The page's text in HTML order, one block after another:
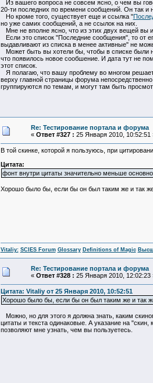
Из вашего вопроса не совсем ясно, о чем вы
20-ти последних по времени сообщений. Он так и
Но кроме того, существует еще и ссылка "
но уже самих сообщений, а не ссылок на них.
Мне не вполне ясно, что из этих двух вещей вы
Если это список "Последние сообщения", то от
выдавливают из списка в менее активные" не
Может быть вы хотели бы, чтобы в списке были
что появилось новое сообшение. И дата тут не
этот список.
Я полагаю, что вашу проблему во многом
верху главной страницы форума
группируются по темам, и могут там быть
Re: Тестирование портала и форума
« Ответ #327 : 25 Января 2010, 10:52:51
В той скинке, которой я пользуюсь, при
Цитата:
фонт внутри цитаты значительно меньше
Хорошо было бы, если бы он был таким же и так
Vitaliy: SCIES Forum Glossary Definitions of Magic
Re: Тестирование портала и форума
« Ответ #328 : 25 Января 2010, 12:02:23
Цитата: Vitaliy от 25 Января 2010, 10:52:51
Хорошо было бы, если бы он был таким же и так
Можно, но для этого я должна знать, каким
цитаты и текста одинаковые. А указание на
позволяют мне узнать, чем вы пользуетесь.